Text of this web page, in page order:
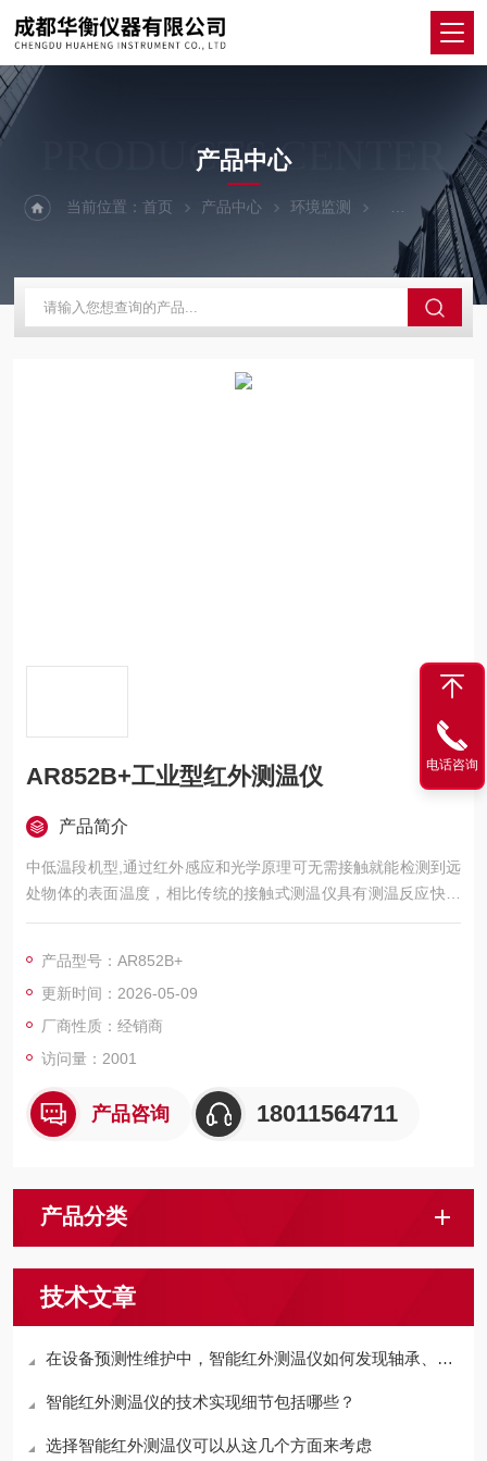
PRODUCTS CENTER
产品中心
当前位置：首页 产品中心 环境监测 智能红外测温仪
AR852B+工业型红外测温仪
产品简介
中低温段机型,通过红外感应和光学原理可无需接触就能检测到远
处物体的表面温度，相比传统的接触式测温仪具有测温反应快、
度高、无需接触、无耗材等优点，广泛应用于化学化工、环境检
产品型号：AR852B+
更新时间：2026-05-09
厂商性质：经销商
访问量：2001
产品咨询 18011564711
产品分类
技术文章
在设备预测性维护中，智能红外测温仪如何发现轴承、电机异常升温？
智能红外测温仪的技术实现细节包括哪些？
选择智能红外测温仪可以从这几个方面来考虑
电话咨询